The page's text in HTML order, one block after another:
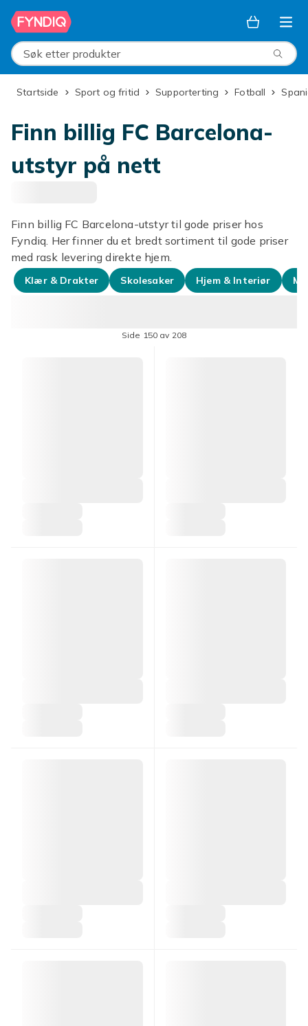
Hopp til hovedinnhold
Søk etter produkter
Startside Sport og fritid Supporterting Fotball
Finn billig FC Barcelona-
utstyr på nett
Finn billig FC Barcelona-utstyr til gode priser hos
Fyndiq. Her finner du et bredt sortiment til gode priser
med rask levering direkte hjem.
Klær & Drakter Skolesaker Hjem & Interiør
Side 150 av 208